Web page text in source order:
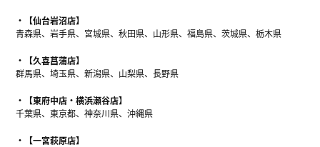
【仙台岩沼店】
青森県、岩手県、宮城県、秋田県、山形県、福島県、茨城県、栃木県
【久喜菖蒲店】
群馬県、埼玉県、新潟県、山梨県、長野県
【東府中店・横浜瀬谷店】
千葉県、東京都、神奈川県、沖縄県
【一宮萩原店】